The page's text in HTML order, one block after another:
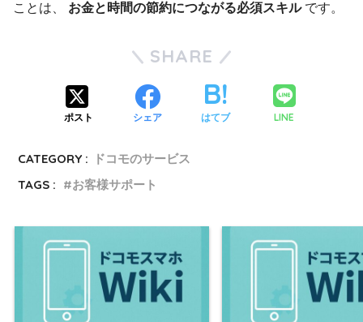
ことは、 お金と時間の節約につながる必須スキルです。
SHARE
ポスト シェア はてブ LINE
CATEGORY :
ドコモのサービス
TAGS :
お客様サポート